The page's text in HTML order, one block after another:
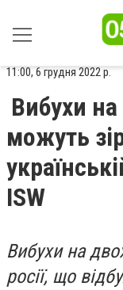
11:00, 6 грудня 2022 р.
Вибухи на
можуть
ISW
Вибухи на
росії, що